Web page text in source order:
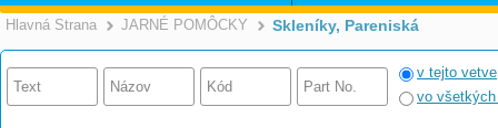
Hlavná Strana JARNÉ POMÔCKY Skleníky, Pareniská
v tejto vetve
vo